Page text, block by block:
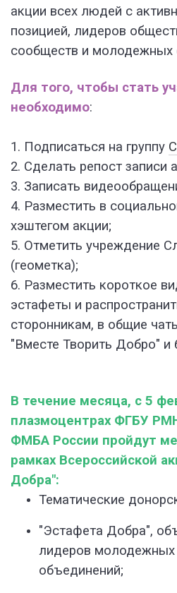
акции всех людей с
позицией, лидеров
сообществ и молодежных
Для того, чтобы стать
необходимо:
1. Подписаться на группу
2. Сделать репост записи
3. Записать
4. Разместить в
хэштегом акции;
5. Отметить учреждение
(геометка);
6. Разместить короткое
эстафеты и
сторонникам, в общие
"Вместе Творить Добро"
В течение месяца, с 5
плазмоцентрах ФГБУ
ФМБА России пройдут
рамках Всероссийской
Добра":
Тематические
"Эстафета Добра",
лидеров молодежных
объединений;